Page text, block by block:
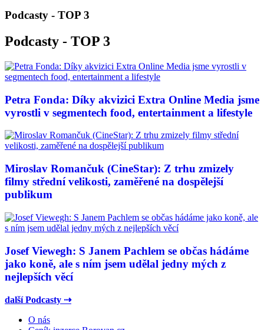
Podcasty - TOP 3
Podcasty - TOP 3
Petra Fonda: Díky akvizici Extra Online Media jsme
vyrostli v segmentech food, entertainment a lifestyle
Miroslav Romančuk (CineStar): Z trhu zmizely
filmy střední velikosti, zaměřené na dospělejší
publikum
Josef Viewegh: S Janem Pachlem se občas hádáme
jako koně, ale s ním jsem udělal jedny mých z
nejlepších věcí
další Podcasty ⇢
O nás